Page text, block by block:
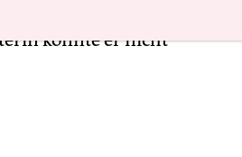
konnte er nicht